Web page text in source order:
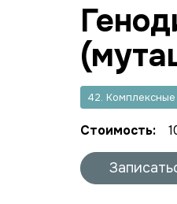
42. Комплексные
Стоимость: